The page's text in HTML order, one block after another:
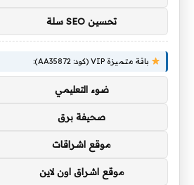
تحسين SEO سلة
باقة متميزة VIP (كود: AA35872):
ضوء التعليمي
صحيفة برق
موقع اشراقات
موقع اشراق اون لاين